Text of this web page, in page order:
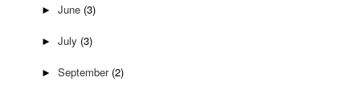
► June (3)
► July (3)
► September (2)